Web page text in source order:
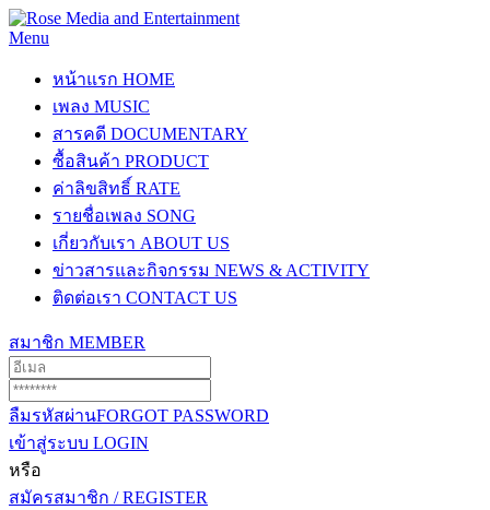
Menu
หน้าแรก HOME
เพลง MUSIC
สารคดี DOCUMENTARY
ซื้อสินค้า PRODUCT
ค่าลิขสิทธิ์ RATE
รายชื่อเพลง SONG
เกี่ยวกับเรา ABOUT US
ข่าวสารและกิจกรรม NEWS & ACTIVITY
ติดต่อเรา CONTACT US
สมาชิก MEMBER
ลืมรหัสผ่านFORGOT PASSWORD
เข้าสู่ระบบ LOGIN
หรือ
สมัครสมาชิก / REGISTER